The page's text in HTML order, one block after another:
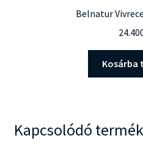
Belnatur
Kosárba
Kapcsolódó